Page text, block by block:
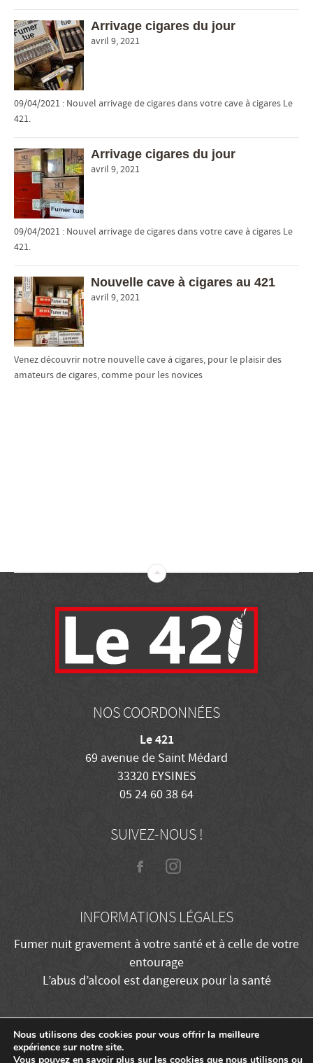
Arrivage cigares du jour
avril 9, 2021
09/04/2021 : Nouvel arrivage de cigares dans votre cave à cigares Le
421.
Arrivage cigares du jour
avril 9, 2021
09/04/2021 : Nouvel arrivage de cigares dans votre cave à cigares Le
421.
Nouvelle cave à cigares au 421
avril 9, 2021
Venez découvrir notre nouvelle cave à cigares, pour le plaisir des
amateurs de cigares, comme pour les novices
NOS COORDONNÉES
Le 421
69 avenue de Saint Médard
33320 EYSINES
05 24 60 38 64
SUIVEZ-NOUS !
INFORMATIONS LÉGALES
Fumer nuit gravement à votre santé et à celle de votre
entourage
L’abus d’alcool est dangereux pour la santé
Mentions légales
Nous utilisons des cookies pour vous offrir la meilleure
expérience sur notre site.
Vous pouvez en savoir plus sur les cookies que nous utilisons ou